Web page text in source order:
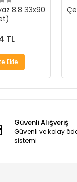
8.8 33x90
TL
Ekle
Güvenli Alışveriş
Güvenli ve kolay
sistemi